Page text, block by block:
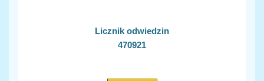
Licznik odwiedzin
470921